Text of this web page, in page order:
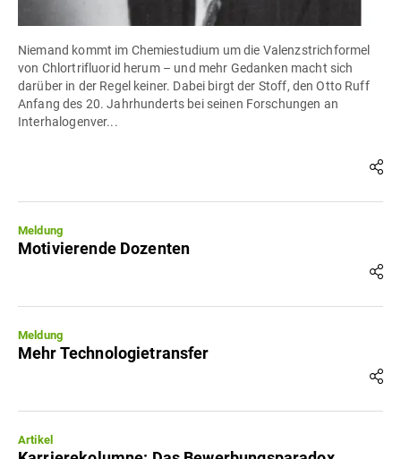
Niemand kommt im Chemiestudium um die Valenzstrichformel
von Chlortrifluorid herum – und mehr Gedanken macht sich
darüber in der Regel keiner. Dabei birgt der Stoff, den Otto Ruff
Anfang des 20. Jahrhunderts bei seinen Forschungen an
Interhalogenver...
Meldung
Motivierende Dozenten
Meldung
Mehr Technologietransfer
Artikel